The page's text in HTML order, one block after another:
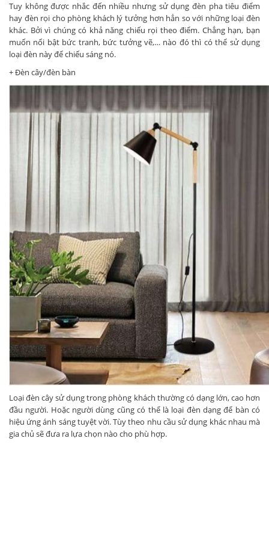
Tuy không được nhắc đến nhiều nhưng sử dụng đèn pha tiêu điểm
hay đèn rọi cho phòng khách lý tưởng hơn hẳn so với những loại đèn
khác. Bởi vì chúng có khả năng chiếu rọi theo điểm. Chẳng hạn, bạn
muốn nổi bật bức tranh, bức tưởng vẽ,… nào đó thì có thể sử dụng
loại đèn này để chiếu sáng nó.
+ Đèn cây/đèn bàn
Loại đèn cây sử dụng trong phòng khách thường có dạng lớn, cao hơn
đầu người. Hoặc người dùng cũng có thể là loại đèn dạng để bàn có
hiệu ứng ánh sáng tuyệt vời. Tùy theo nhu cầu sử dụng khác nhau mà
gia chủ sẽ đưa ra lựa chọn nào cho phù hợp.